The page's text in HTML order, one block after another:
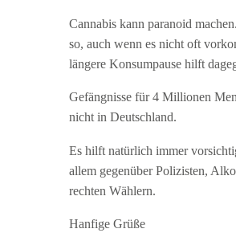
Cannabis kann paranoid
so, auch wenn es nicht oft
längere Konsumpause hilft
Gefängnisse für 4 Millionen
nicht in Deutschland.
Es hilft natürlich immer
allem gegenüber Polizisten,
rechten Wählern.
Hanfige Grüße